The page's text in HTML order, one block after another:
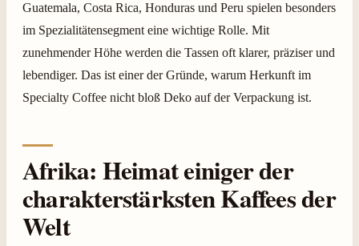
Guatemala, Costa Rica, Honduras und Peru spielen besonders
im Spezialitätensegment eine wichtige Rolle. Mit
zunehmender Höhe werden die Tassen oft klarer, präziser und
lebendiger. Das ist einer der Gründe, warum Herkunft im
Specialty Coffee nicht bloß Deko auf der Verpackung ist.
Afrika: Heimat einiger der
charakterstärksten Kaffees der
Welt